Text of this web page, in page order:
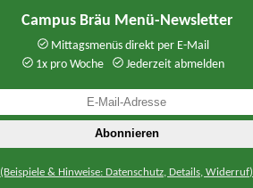
Campus Bräu Menü-Newsletter
Mittagsmenüs direkt per E-Mail
1x pro Woche
Jederzeit abmelden
(Beispiele & Hinweise: Datenschutz, Details, Widerruf)